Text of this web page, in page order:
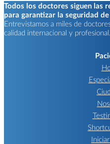
Todos los doctores siguen las
para garantizar la seguridad
Entrevistamos a miles de
calidad internacional y profesional.